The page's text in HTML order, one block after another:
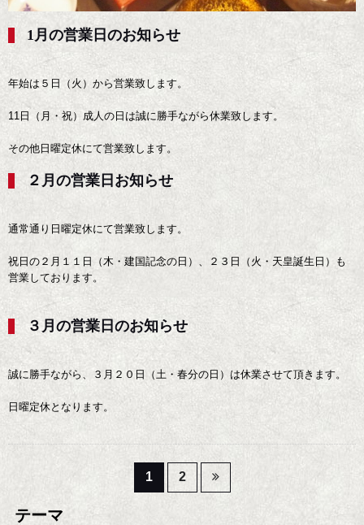
1月の営業日のお知らせ
年始は５日（火）から営業致します。
11日（月・祝）成人の日は誠に勝手ながら休業致します。
その他日曜定休にて営業致します。
２月の営業日お知らせ
通常通り日曜定休にて営業致します。
祝日の２月１１日（木・建国記念の日）、２３日（火・天皇誕生日）も
営業しております。
３月の営業日のお知らせ
誠に勝手ながら、３月２０日（土・春分の日）は休業させて頂きます。
日曜定休となります。
稿
1 2
テーマ